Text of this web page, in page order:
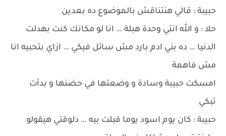
حبيبة : قالي هنتناقش بالموضوع ده بعدين
حلا : و الله انتي وحدة هبلة … انا لو مكانك كنت بهدلت
الدنيا … ده بني ادم بارد مش سائل فيكي … ازاي بتحبيه انا
مش فاهمة
امسكت حبيبة وسادة و وضعتها في حضنها و بدأت
تبكي
حبيبة : كان يوم اسود يوما قبلت بيه … دلوقتي هيقولو